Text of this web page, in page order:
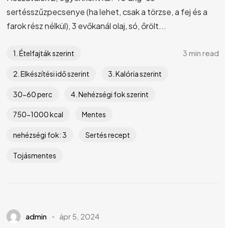
sertésszűzpecsenye (ha lehet, csak a törzse, a fej és a
farok rész nélkül), 3 evőkanál olaj, só, őrölt...
1. Ételfajták szerint
2. Elkészítési idő szerint 3. Kalória szerint
30-60 perc 4. Nehézségi fok szerint
750-1000 kcal Mentes
nehézségi fok: 3 Sertés recept
Tojásmentes
3 min read
admin ápr 5, 2024